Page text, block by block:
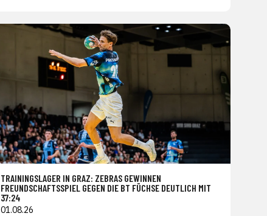
TRAININGSLAGER IN GRAZ: ZEBRAS GEWINNEN
FREUNDSCHAFTSSPIEL GEGEN DIE BT FÜCHSE DEUTLICH MIT
37:24
01.08.26